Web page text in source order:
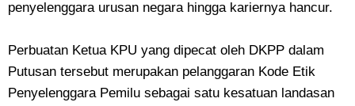
penyelenggara urusan negara hingga kariernya hancur.
Perbuatan Ketua KPU yang dipecat oleh DKPP dalam
Putusan tersebut merupakan pelanggaran Kode Etik
Penyelenggara Pemilu sebagai satu kesatuan landasan